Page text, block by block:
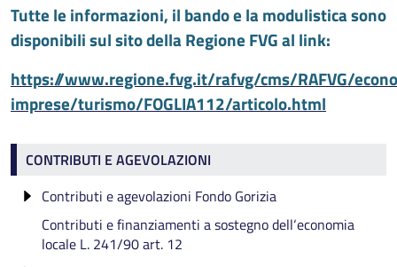
Tutte le informazioni, il bando e la modulistica sono
disponibili sul sito della Regione FVG al link:
https://www.regione.fvg.it/rafvg/cms/RAFVG/
imprese/turismo/FOGLIA112/articolo.html
Contributi e agevolazioni
CONTRIBUTI E AGEVOLAZIONI
Contributi e agevolazioni Fondo Gorizia
CONTRIBUTI A REALTÀ SOCIO-ECONOMICHE -
INTERVENTI PER LA PROMOZIONE
Contributi e finanziamenti a sostegno dell‘economia
locale L. 241/90 art. 12